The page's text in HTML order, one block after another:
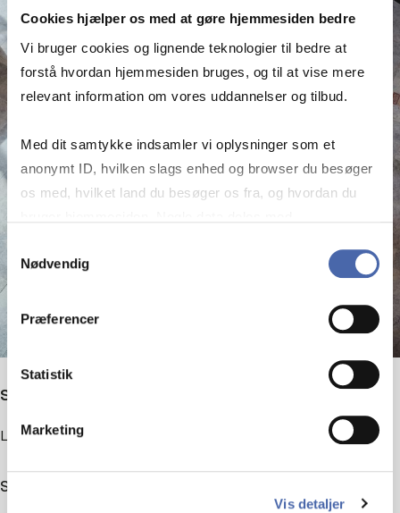
Cookies hjælper os med at gøre hjemmesiden bedre
Vi bruger cookies og lignende teknologier til bedre at
forstå hvordan hjemmesiden bruges, og til at vise mere
relevant information om vores uddannelser og tilbud.
Med dit samtykke indsamler vi oplysninger som et
anonymt ID, hvilken slags enhed og browser du besøger
os med, hvilket land du besøger os fra, og hvordan du
markedsføring. Du bestemmer selv - og kan altid trække
Nødvendig
Præferencer
Statistik
Marketing
Vis detaljer
Se alle kurser på Master i Skat
Læs om alle kurser der udbydes på Master i Skat.
Se alle kurser